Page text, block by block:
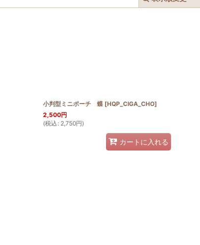
小判型ミニポーチ 蝶 [HQP_CIGA_CHO]
2,500円
(税込 : 2,750円)
カートに入れる